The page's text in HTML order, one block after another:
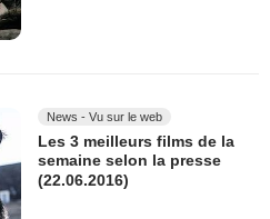
News - Vu sur le web
Les 3 meilleurs films de la
semaine selon la presse
(22.06.2016)